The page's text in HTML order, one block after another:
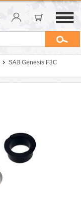
SAB Genesis F3C